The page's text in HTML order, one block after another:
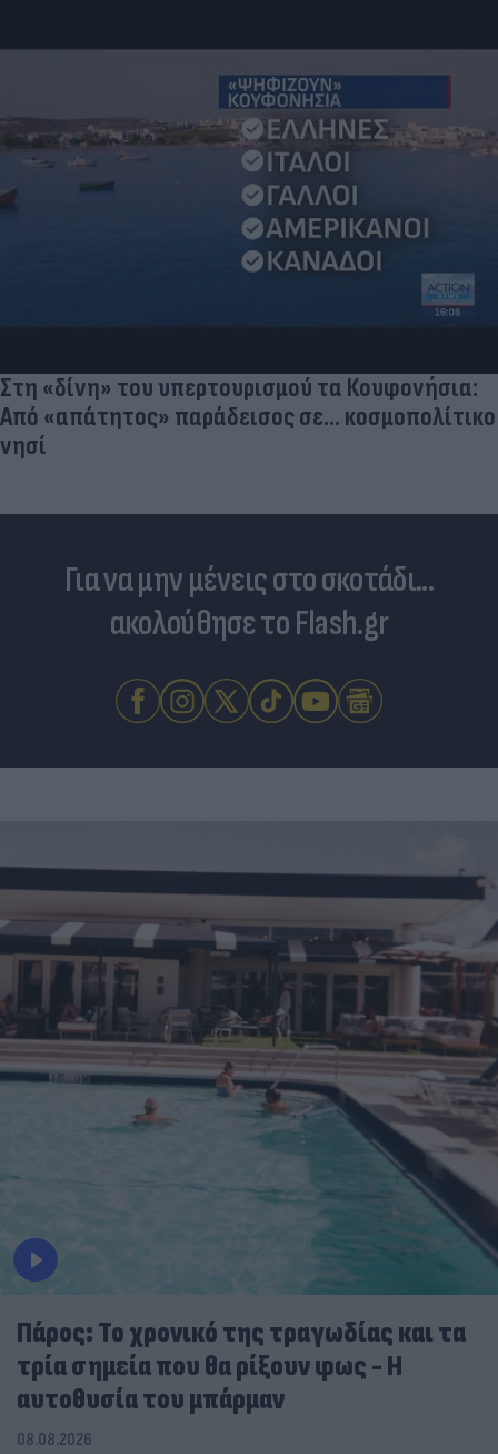
Ποδοσφαιριστές που σίγουρα πίστευες ότι έχουν
σταματήσει κι όμως παίζουν ακόμα μπάλα
Για να μην μένεις στο σκοτάδι...
ακολούθησε το Flash.gr
Πάρος: Το χρονικό της τραγωδίας και τα
τρία σημεία που θα ρίξουν φως - Η
αυτοθυσία του μπάρμαν
08.08.2026